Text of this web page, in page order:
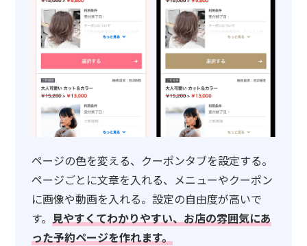
ページの色を変える、クーポンタブを設定する。
ページごとに文章を入れる、メニューやクーポン
に画像や動画を入れる。設定の自由度が高いで
す。 見やすくてわかりやすい、お店の雰囲気にあ
った予約ページを作れます。